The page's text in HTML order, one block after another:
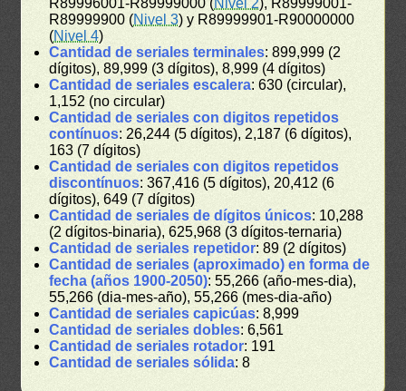
R89999900 (Nivel 3) y R89999901-R90000000
(Nivel 4)
Cantidad de seriales terminales: 899,999 (2
dígitos), 89,999 (3 dígitos), 8,999 (4 dígitos)
Cantidad de seriales escalera: 630 (circular),
1,152 (no circular)
Cantidad de seriales con digitos repetidos
contínuos: 26,244 (5 dígitos), 2,187 (6 dígitos),
163 (7 dígitos)
Cantidad de seriales con digitos repetidos
discontínuos: 367,416 (5 dígitos), 20,412 (6
dígitos), 649 (7 dígitos)
Cantidad de seriales de dígitos únicos: 10,288
(2 dígitos-binaria), 625,968 (3 dígitos-ternaria)
Cantidad de seriales repetidor: 89 (2 dígitos)
Cantidad de seriales (aproximado) en forma de
fecha (años 1900-2050): 55,266 (año-mes-dia),
55,266 (dia-mes-año), 55,266 (mes-dia-año)
Cantidad de seriales capicúas: 8,999
Cantidad de seriales dobles: 6,561
Cantidad de seriales rotador: 191
Cantidad de seriales sólida: 8